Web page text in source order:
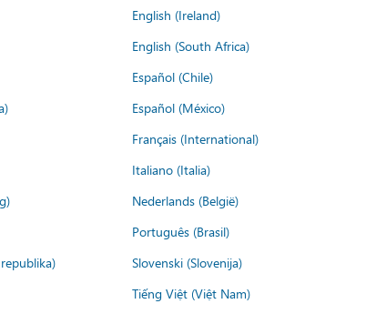
English (Ireland)
English (South Africa)
Español (Chile)
Español (México)
Français (International)
Italiano (Italia)
Nederlands (België)
Português (Brasil)
Slovenski (Slovenija)
Tiếng Việt (Việt Nam)